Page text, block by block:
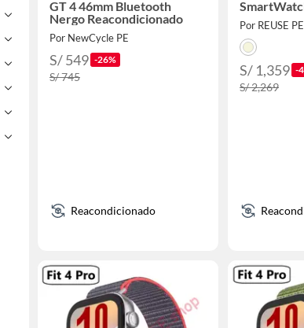
GT 4 46mm Bluetooth
Nergo Reacondicionado
Por NewCycle PE
S/ 549 -26%
S/ 745
Reacondicionado
Por REUSE
S/ 1,359 -
S/ 2,269